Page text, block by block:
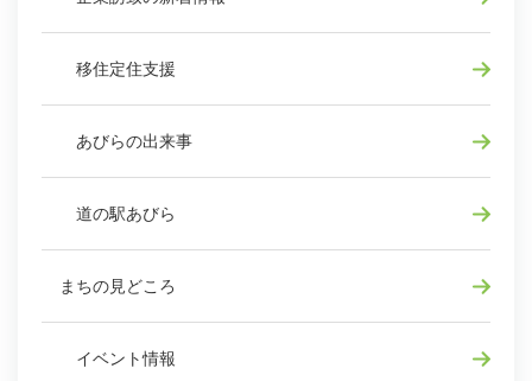
移住定住支援
あびらの出来事
道の駅あびら
まちの見どころ
イベント情報